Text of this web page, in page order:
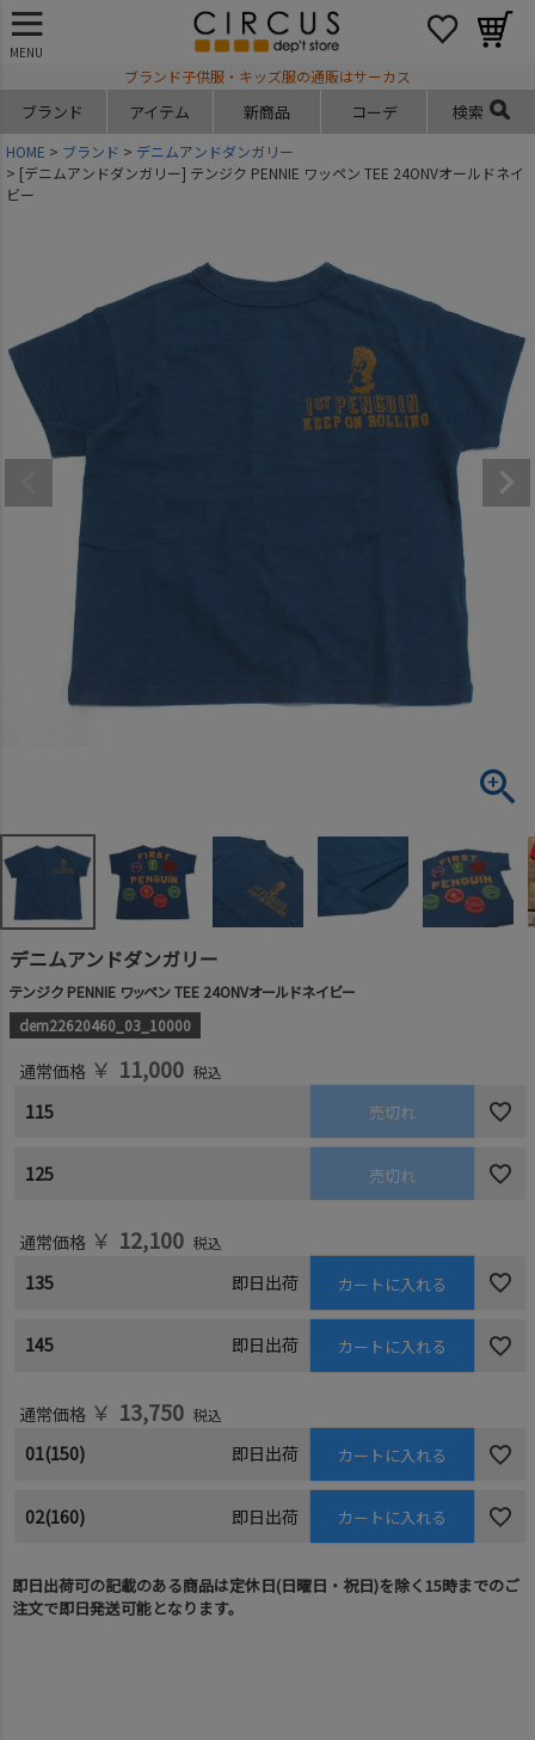
MENU
ブランド子供服・キッズ服の通販はサーカス
ブランド アイテム 新商品 コーデ 検索
HOME ブランド
デニムアンドダンガリー
[デニムアンドダンガリー] テンジク PENNIE ワッペン TEE 24ONVオールドネイ
ビー
デニムアンドダンガリー
テンジク PENNIE ワッペン TEE 24ONVオールドネイビー
dem22620460_03_10000
通常価格 ￥ 11,000 税込
115 売切れ
125 売切れ
通常価格 ￥ 12,100 税込
135 即日出荷 カートに入れる
145 即日出荷 カートに入れる
通常価格 ￥ 13,750 税込
01(150) 即日出荷 カートに入れる
02(160) 即日出荷 カートに入れる
即日出荷可の記載のある商品は定休日(日曜日・祝日)を除く15時までのご
注文で即日発送可能となります。